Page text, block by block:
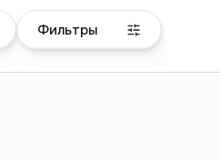
Дизайн
Агрегаторы
Фильтры